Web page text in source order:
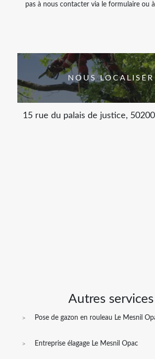
pas à nous contacter via le formulaire ou
NOUS LOCALISER
15 rue du palais de justice,
Autres services
Pose de gazon en rouleau Le Mesnil
Entreprise élagage Le Mesnil Opac